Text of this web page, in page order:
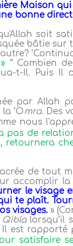
Maison
bonne
soit
bâtie sur
‘’ Combien
t-Il. Puis Il
par Allah
‘Omra. Des
nous
pas de
retournera
de tout
accomplir la
le visage
te plaît.
visages.»
Qiblalorsqu’il
Il est rapporté
satisfaire